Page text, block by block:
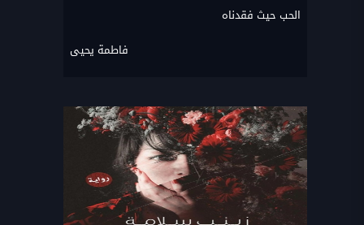
الحب حيث فقدناه
فاطمة يحيى